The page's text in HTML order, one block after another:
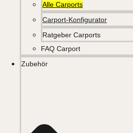
Alle Carports
Carport-Konfigurator
Ratgeber Carports
FAQ Carport
Zubehör